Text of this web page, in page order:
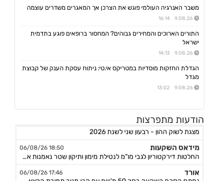
משבר האנרגיה העולמי פוגש את הצרכן אך המאגרים משדרים עוצמה
9.08.26 16:14
התורים הארוכים והמחירים גבוהים? המחסור ברופאים פוגע בתדמית
ישראל
9.08.26 14:13
הגדלת החזקות מוסדיות במטריקס אי.טי: ניתוח עסקת הענק של קבוצת
מגדל
9.08.26 13:02
הודעות מתפרצות
מניבים ריט
החלטות דירקטוריון לגבי מו"מ לנטילת מימון ותיקון שטר נאמנות אג"ח ד׳ - המשך בק"ע תזמ"ז חזוי והיערכות ל
נחתם הסכם השקעה בסך 50 מ'שח עם קרן מנור תמורת הקצאה פרטית ב-164.51 ש״ח למניה +אופציה להשקעה נוספת, ה